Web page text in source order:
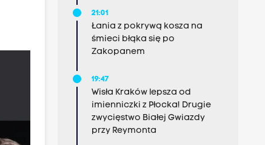
21:01
Łania z pokrywą kosza na
śmieci błąka się po
Zakopanem
19:47
Wisła Kraków lepsza od
imienniczki z Płocka! Drugie
zwycięstwo Białej Gwiazdy
przy Reymonta